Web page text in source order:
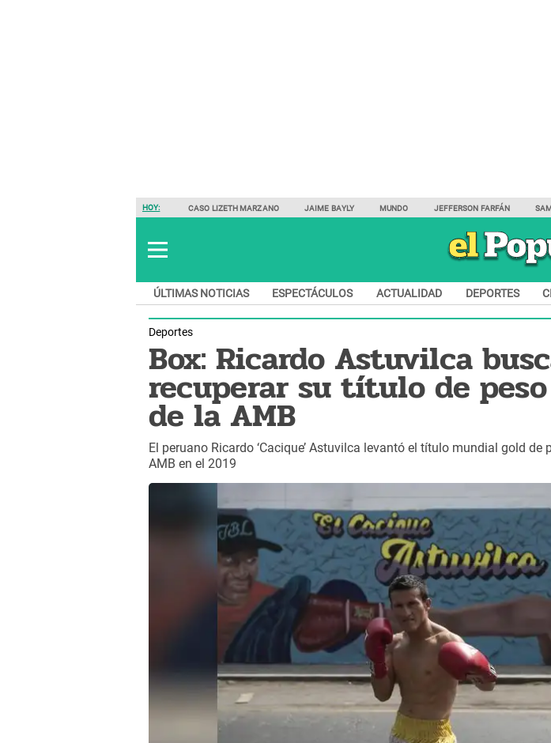
HOY: CASO LIZETH MARZANO JAIME BAYLY MUNDO JEFFERSON FARFÁN
ÚLTIMAS NOTICIAS ESPECTÁCULOS ACTUALIDAD DEPORTES
Deportes
Box: Ricardo Astuvilca
recuperar su título de
de la AMB
El peruano Ricardo ‘Cacique’ Astuvilca levantó el título mundial gold de
AMB en el 2019